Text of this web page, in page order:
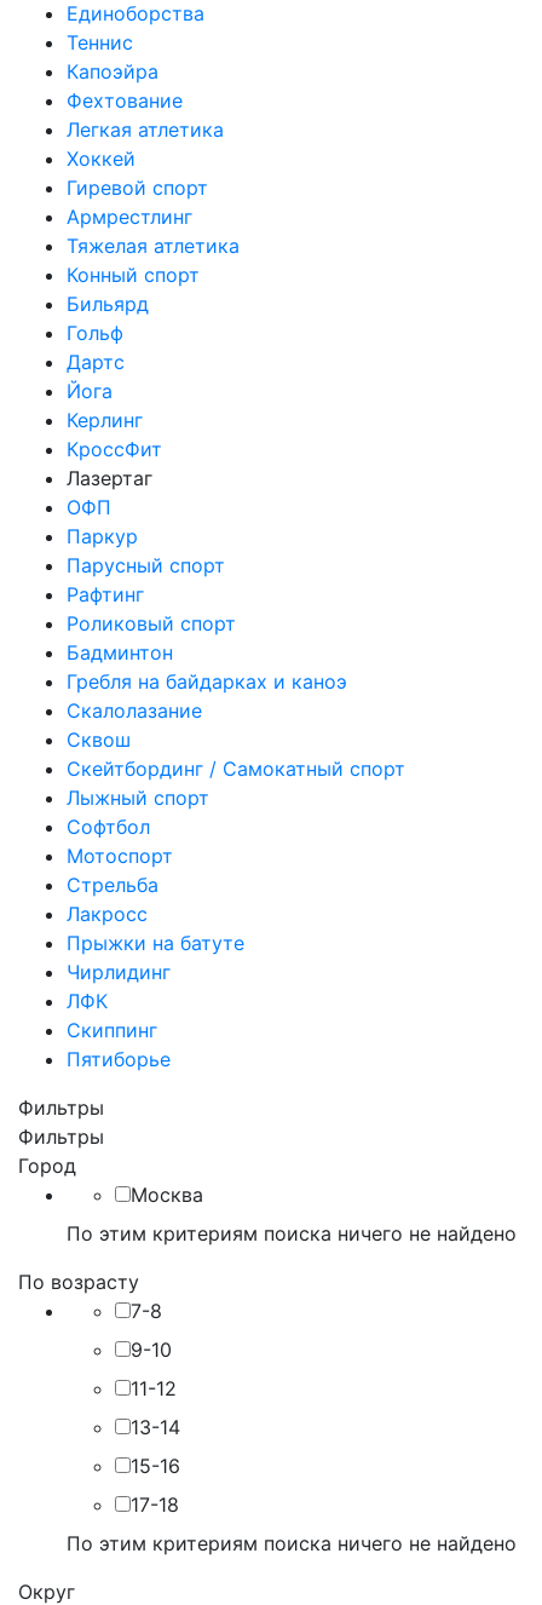
Единоборства
Теннис
Капоэйра
Фехтование
Легкая атлетика
Хоккей
Гиревой спорт
Армрестлинг
Тяжелая атлетика
Конный спорт
Бильярд
Гольф
Дартс
Йога
Керлинг
КроссФит
Лазертаг
ОФП
Паркур
Парусный спорт
Рафтинг
Роликовый спорт
Бадминтон
Гребля на байдарках и каноэ
Скалолазание
Сквош
Скейтбординг / Самокатный спорт
Лыжный спорт
Софтбол
Мотоспорт
Стрельба
Лакросс
Прыжки на батуте
Чирлидинг
ЛФК
Скиппинг
Пятиборье
Фильтры
Фильтры
Город
Москва
По этим критериям поиска ничего не найдено
По возрасту
7-8
9-10
11-12
13-14
15-16
17-18
По этим критериям поиска ничего не найдено
Округ